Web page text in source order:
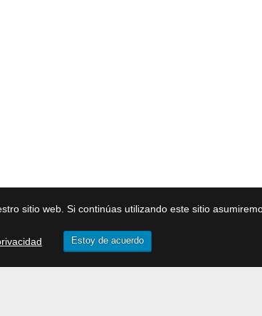
sitio web. Si continúas utilizando este sitio
Estoy de acuerdo